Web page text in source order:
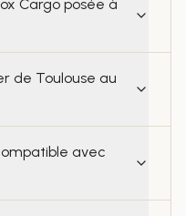
Cargo posée à
de Toulouse au
avec